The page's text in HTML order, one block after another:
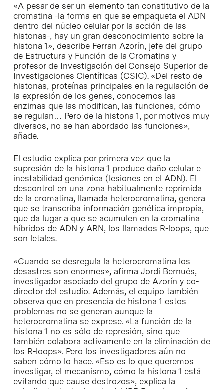
«A pesar de ser un elemento tan constitutivo de la
cromatina -la forma en que se empaqueta el ADN
dentro del núcleo celular por la acción de las
histonas-, hay un gran desconocimiento sobre la
histona 1», describe Ferran Azorín, jefe del grupo
de Estructura y Función de la Cromatina y
profesor de Investigación del Consejo Superior de
Investigaciones Científicas (CSIC). «Del resto de
histonas, proteínas principales en la regulación de
la expresión de los genes, conocemos las
enzimas que las modifican, las funciones, cómo
se regulan… Pero de la histona 1, por motivos muy
diversos, no se han abordado las funciones»,
añade.
El estudio explica por primera vez que la
supresión de la histona 1 produce daño celular e
inestabilidad genómica (lesiones en el ADN). El
descontrol en una zona habitualmente reprimida
de la cromatina, llamada heterocromatina, genera
que se transcriba información genética impropia,
que da lugar a que se acumulen en la cromatina
híbridos de ADN y ARN, los llamados R-loops, que
son letales.
«Cuando se desregula la heterocromatina los
desastres son enormes», afirma Jordi Bernués,
investigador asociado del grupo de Azorín y co-
director del estudio. Además, el equipo también
observa que en presencia de histona 1 estos
problemas no se generan aunque la
heterocromatina se exprese. «La función de la
histona 1 no es sólo de represión, sino que
también colabora activamente en la eliminación de
los R-loops». Pero los investigadores aún no
saben cómo lo hace. «Eso es lo que queremos
investigar, el mecanismo, cómo la histona 1 está
evitando que cause destrozos», explica la